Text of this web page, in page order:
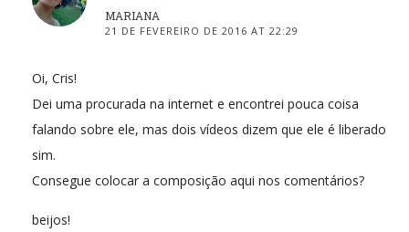
MARIANA
21 DE FEVEREIRO DE 2016 AT 22:29
Oi, Cris!
Dei uma procurada na internet e encontrei pouca coisa
falando sobre ele, mas dois vídeos dizem que ele é liberado
sim.
Consegue colocar a composição aqui nos comentários?
beijos!